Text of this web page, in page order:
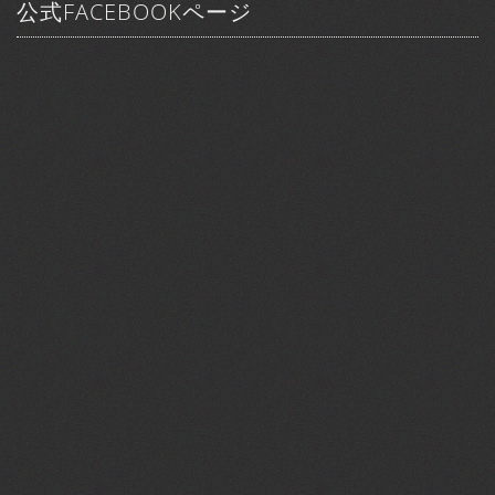
公式FACEBOOKページ